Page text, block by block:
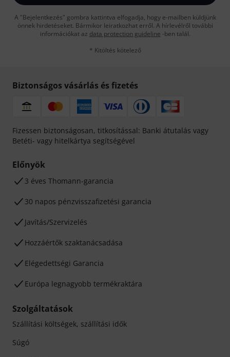
A "Bejelentkezés" gombra kattintva elfogadja, hogy e-mailben küldjünk
önnek hirdetéseket. Bármikor leiratkozhat erről. A hírlevélről további
információkat az data protection guideline -ben talál.
* Kitöltés kötelező
Biztonságos vásárlás és fizetés
Fizessen biztonságosan, titkosítással: Banki átutalás vagy
Betéti- vagy hitelkártya segítségével
Előnyök
3 éves Thomann-garancia
30 napos pénzvisszafizetési garancia
Javítás/Szervizelés
Hozzáértők szaktanácsadása
Elégedettségi Garancia
Európa legnagyobb termékraktára
Szolgáltatások
Szállítási költségek, szállítási idők
Súgó